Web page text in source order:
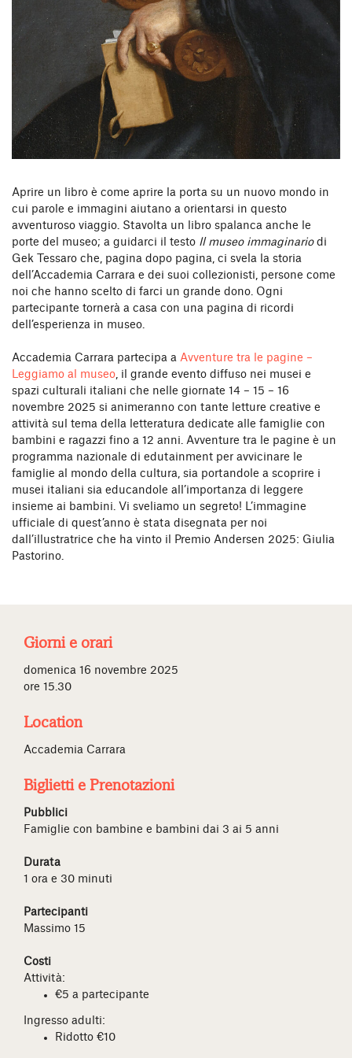
Aprire un libro è come aprire la porta su un nuovo mondo in
cui parole e immagini aiutano a orientarsi in questo
avventuroso viaggio. Stavolta un libro spalanca anche le
porte del museo; a guidarci il testo Il museo immaginariodi
Gek Tessaro che, pagina dopo pagina, ci svela la storia
dell’Accademia Carrara e dei suoi collezionisti, persone come
noi che hanno scelto di farci un grande dono. Ogni
partecipante tornerà a casa con una pagina di ricordi
dell’esperienza in museo.
Accademia Carrara partecipa a Avventure tra le pagine –
Leggiamo al museo , il grande evento diffuso nei musei e
spazi culturali italiani che nelle giornate 14 – 15 – 16
novembre 2025 si animeranno con tante letture creative e
attività sul tema della letteratura dedicate alle famiglie con
bambini e ragazzi fino a 12 anni. Avventure tra le pagine è un
programma nazionale di edutainment per avvicinare le
famiglie al mondo della cultura, sia portandole a scoprire i
musei italiani sia educandole all’importanza di leggere
insieme ai bambini. Vi sveliamo un segreto! L’immagine
ufficiale di quest’anno è stata disegnata per noi
dall’illustratrice che ha vinto il Premio Andersen 2025: Giulia
Pastorino.
Giorni e orari
domenica 16 novembre 2025
ore 15.30
Location
Accademia Carrara
Biglietti e Prenotazioni
Pubblici
Famiglie con bambine e bambini dai 3 ai 5 anni
Durata
1 ora e 30 minuti
Partecipanti
Massimo 15
Costi
Attività:
€5 a partecipante
Ingresso adulti:
Ridotto €10